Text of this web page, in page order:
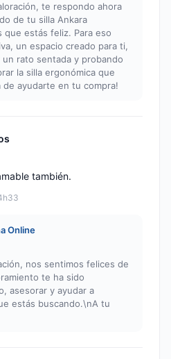
te respondo ahora
de tu silla Ankara
que estás feliz. Para eso
un espacio creado para ti,
rato sentada y probando
la silla ergonómica que
de ayudarte en tu compra!
también.
Online
nos sentimos felices de
te ha sido
asesorar y ayudar a
estás buscando.\nA tu